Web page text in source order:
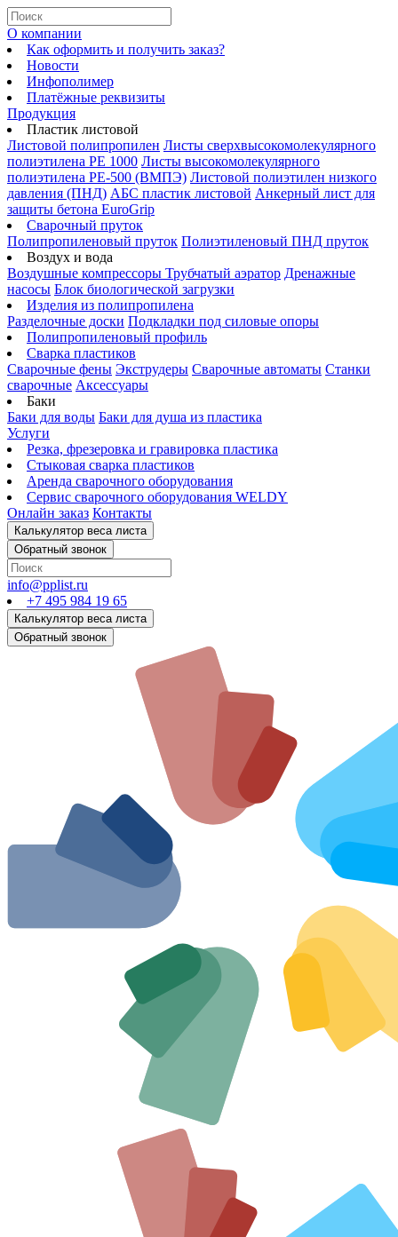
О компании
Как оформить и получить заказ?
Новости
Инфополимер
Платёжные реквизиты
Продукция
Пластик листовой
Листовой полипропилен Листы сверхвысокомолекулярного
полиэтилена PE 1000 Листы высокомолекулярного
полиэтилена РЕ-500 (ВМПЭ) Листовой полиэтилен низкого
давления (ПНД) АБС пластик листовой Анкерный лист для
защиты бетона EuroGrip
Сварочный пруток
Полипропиленовый пруток Полиэтиленовый ПНД пруток
Воздух и вода
Воздушные компрессоры Трубчатый аэратор Дренажные
насосы Блок биологической загрузки
Изделия из полипропилена
Разделочные доски Подкладки под силовые опоры
Полипропиленовый профиль
Сварка пластиков
Сварочные фены Экструдеры Сварочные автоматы Станки
сварочные Аксессуары
Баки
Баки для воды Баки для душа из пластика
Услуги
Резка, фрезеровка и гравировка пластика
Стыковая сварка пластиков
Аренда сварочного оборудования
Сервис сварочного оборудования WELDY
Онлайн заказ Контакты
info@pplist.ru
+7 495 984 19 65